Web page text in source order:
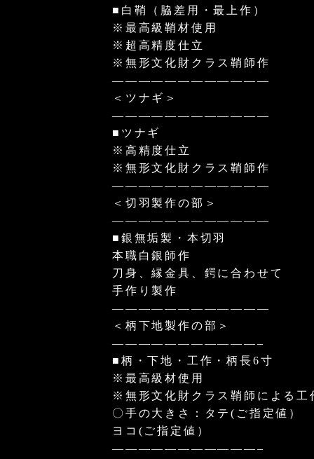
■白鞘（脇差用・最上作）
※最高級鞘材使用
※超高精度仕立
※無形文化財クラス鞘師作
————————————
＜ツナギ＞
————————————
■ツナギ
※高精度仕立
※無形文化財クラス鞘師作
————————————
＜切羽製作の部＞
————————————
■銀無垢製・本切羽
本職白銀師作
刀身、縁金具、鍔に合わせて
手作り製作
————————————
＜柄下地製作の部＞
———————————–
■柄・下地・工作・柄長6寸
※最高級材使用
※無形文化財クラス鞘師による工
〇手の大きさ：タテ(ご指定値）
ヨコ(ご指定値）
———————————–